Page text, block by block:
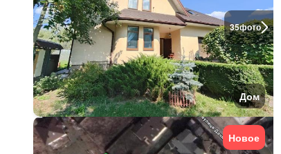
35фото
Дом
Новое